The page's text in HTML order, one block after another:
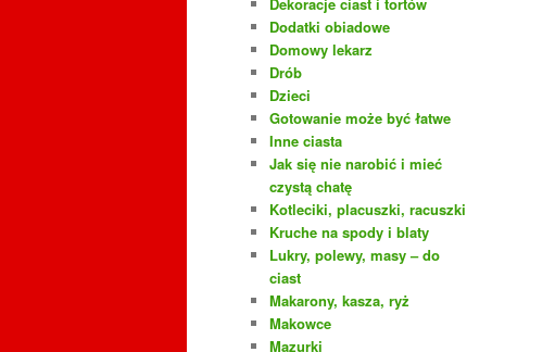
Dodatki obiadowe
Domowy lekarz
Drób
Dzieci
Gotowanie może być łatwe
Inne ciasta
Jak się nie narobić i mieć
czystą chatę
Kotleciki, placuszki, racuszki
Kruche na spody i blaty
Lukry, polewy, masy – do
ciast
Makarony, kasza, ryż
Makowce
Mazurki